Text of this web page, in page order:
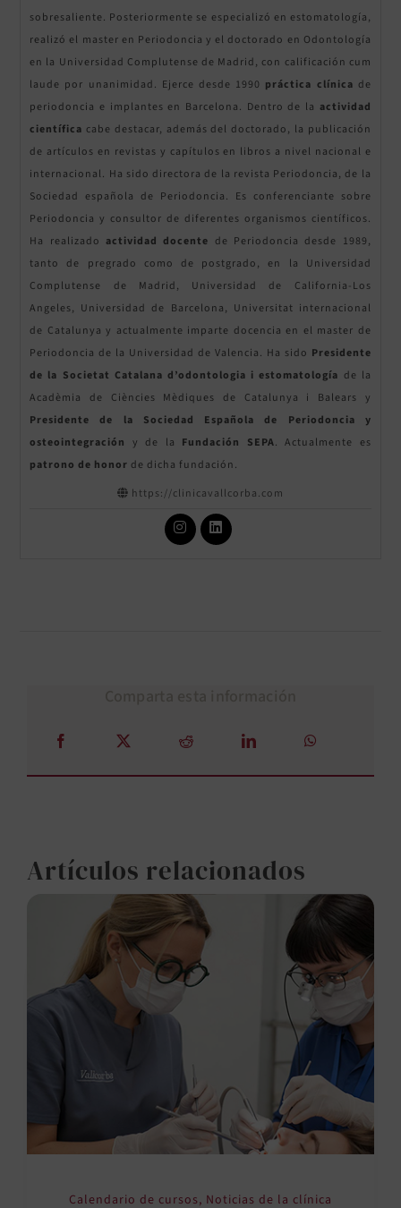
sobresaliente. Posteriormente se especializó en estomatología,
realizó el master en Periodoncia y el doctorado en Odontología
en la Universidad Complutense de Madrid, con calificación cum
laude por unanimidad. Ejerce desde 1990 práctica clínica de
periodoncia e implantes en Barcelona. Dentro de la actividad
científica cabe destacar, además del doctorado, la publicación
de artículos en revistas y capítulos en libros a nivel nacional e
internacional. Ha sido directora de la revista Periodoncia, de la
Sociedad española de Periodoncia. Es conferenciante sobre
Periodoncia y consultor de diferentes organismos científicos.
Ha realizado actividad docente de Periodoncia desde 1989,
tanto de pregrado como de postgrado, en la Universidad
Complutense de Madrid, Universidad de California-Los
Angeles, Universidad de Barcelona, Universitat internacional
de Catalunya y actualmente imparte docencia en el master de
Periodoncia de la Universidad de Valencia. Ha sido Presidente
de la Societat Catalana d’odontologia i estomatología de la
Acadèmia de Ciències Mèdiques de Catalunya i Balears y
Presidente de la Sociedad Española de Periodoncia y
osteointegración y de la Fundación SEPA. Actualmente es
patrono de honor de dicha fundación.
https://clinicavallcorba.com
Artículos relacionados
Calendario de cursos, Noticias de la clínica